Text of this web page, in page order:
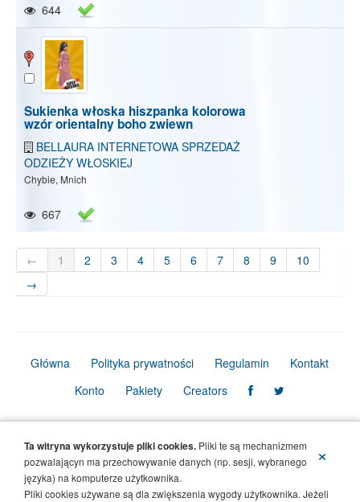
644
Sukienka włoska hiszpanka kolorowa
wzór orientalny boho zwiewn
BELLAURA INTERNETOWA SPRZEDAŻ
ODZIEŻY WŁOSKIEJ
Chybie, Mnich
667
← 1 2 3 4 5 6 7 8 9
10
→
Główna Polityka prywatności Regulamin
Kontakt
Konto
Pakiety Creators
×
Ta witryna wykorzystuje pliki cookies. Pliki te są mechanizmem
pozwalającyn ma przechowywanie danych (np. sesji, wybranego
języka) na komputerze użytkownika.
Pliki cookies używane są dla zwiększenia wygody użytkownika. Jeżeli